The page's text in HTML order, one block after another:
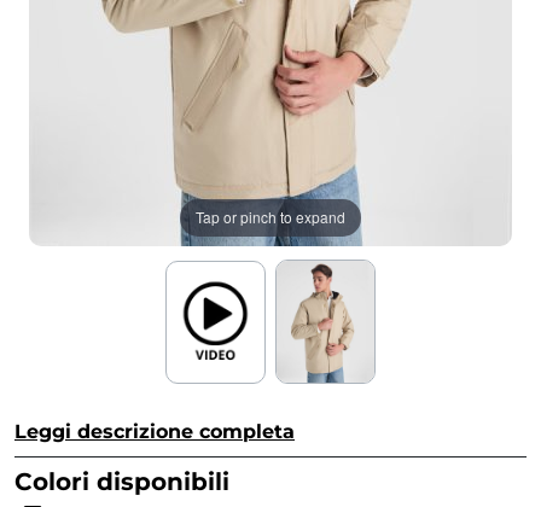
Tap or pinch to expand
Leggi descrizione completa
Colori disponibili